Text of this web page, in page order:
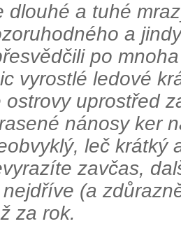
dlouhé a tuhé
a
po
vyrostlé ledové
uprostřed
nánosy ker
leč krátký
zavčas,
(a
za rok.